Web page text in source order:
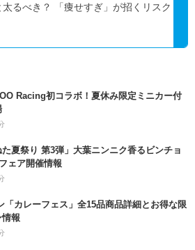
るべき？ 「痩せすぎ」が招くリスク
Racing初コラボ！夏休み限定ミニカー付
夏祭り 第3弾」大葉ニンニク香るビンチョ
ェア開催情報
「カレーフェス」全15品商品詳細とお得な限
報